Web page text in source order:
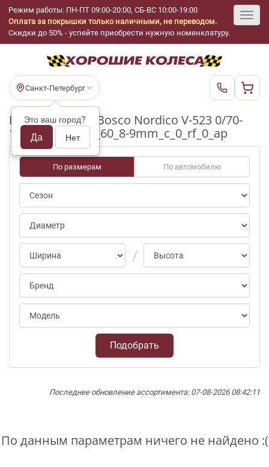
Режим работы: ПН-ПТ 09:00-20:00, СБ-ВС 10:00-19:00
Оплата за покрышки только наличными, не переводом.
Скидки до 50% - успейте приобрести нужную номенклатуру.
Санкт-Петербург
Это ваш город?
Да Нет
Шины бу Viatti Bosco Nordico V-523 0/70-
100pct R17_215_60_8-9mm_c_0_rf_0_ap
По размерам По автомобилю
Подобрать
Последнее обновление ассортимента: 07-08-2026 08:42:11
По данным параметрам ничего не найдено :(